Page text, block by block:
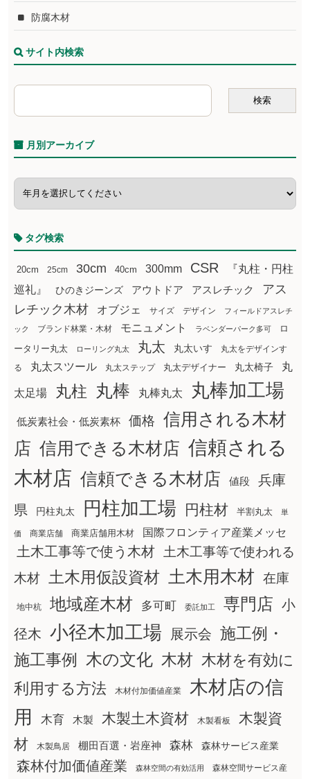
防腐木材
サイト内検索
月別アーカイブ
タグ検索
20cm 25cm 30cm 40cm 300mm CSR
『丸柱・円柱
巡礼』
ひのきジーンズ アウトドア アスレチック
アス
レチック木材
オブジェ サイズ デザイン フィールドアスレチ
ック ブランド林業・木材 モニュメント ラベンダーパーク多可
ロ
ータリー丸太
ローリング丸太 丸太 丸太いす
丸太をデザインす
る
丸太スツール 丸太ステップ 丸太デザイナー 丸太椅子 丸
太足場 丸柱 丸棒 丸棒丸太 丸棒加工場
低炭素社会・低炭素杯 価格
信用される木材
店 信用できる木材店 信頼される
木材店 信頼できる木材店 値段
兵庫
県
円柱丸太 円柱加工場 円柱材 半割丸太 単
価 商業店舗 商業店舗用木材 国際フロンティア産業メッセ
土木工事等で使う木材
土木工事等で使われる
木材
土木用仮設資材 土木用木材 在庫
地中杭 地域産木材 多可町 委託加工 専門店 小
径木 小径木加工場 展示会 施工例・
施工事例
木の文化 木材 木材を有効に
利用する方法
木材付加価値産業
木材店の信
用
木育 木製 木製土木資材 木製看板
木製資
材
木製鳥居 棚田百選・岩座神 森林 森林サービス産業
森林付加価値産業 森林空間の有効活用 森林空間サービス産